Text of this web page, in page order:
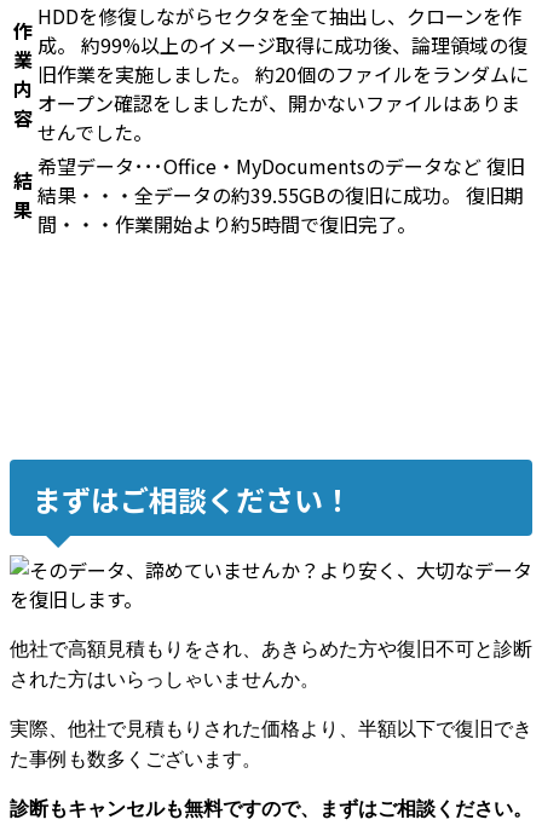
作
業
内
容
HDDを修復しながらセクタを全て抽出し、クローンを作
成。 約99%以上のイメージ取得に成功後、論理領域の復
旧作業を実施しました。 約20個のファイルをランダムに
オープン確認をしましたが、開かないファイルはありま
せんでした。
結
果
希望データ･･･Office・MyDocumentsのデータなど 復旧
結果・・・全データの約39.55GBの復旧に成功。 復旧期
間・・・作業開始より約5時間で復旧完了。
まずはご相談ください！
他社で高額見積もりをされ、あきらめた方や復旧不可と診断
された方はいらっしゃいませんか。
実際、他社で見積もりされた価格より、半額以下で復旧でき
た事例も数多くございます。
診断もキャンセルも無料ですので、まずはご相談ください。